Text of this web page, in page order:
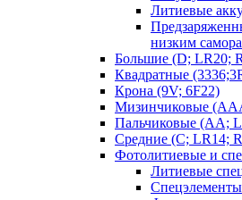
Литиевые
низким
Большие (D; LR20;
Квадратные
Крона (9V; 6F22)
Мизинчиковые
Пальчиковые (AA;
Средние (C; LR14;
Фотолитиевые и
Литиевые
Спецэлементы